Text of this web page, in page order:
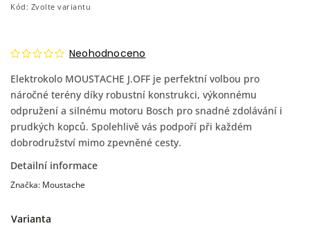
Kód: Zvolte variantu
Neohodnoceno
Elektrokolo MOUSTACHE J.OFF je perfektní volbou pro
náročné terény díky robustní konstrukci, výkonnému
odpružení a silnému motoru Bosch pro snadné zdolávání i
prudkých kopců. Spolehlivě vás podpoří při každém
dobrodružství mimo zpevněné cesty.
Detailní informace
Značka: Moustache
Varianta